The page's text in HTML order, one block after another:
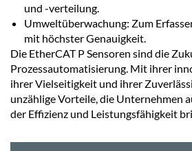
und -verteilung.
Umweltüberwachung: Zum
mit höchster Genauigkeit.
Die EtherCAT P Sensoren sind die
Prozessautomatisierung. Mit ihrer
ihrer Vielseitigkeit und ihrer
unzählige Vorteile, die Unternehmen
der Effizienz und Leistungsfähigkeit